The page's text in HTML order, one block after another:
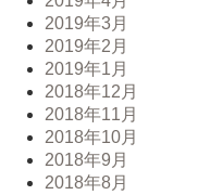
2019年3月
2019年2月
2019年1月
2018年12月
2018年11月
2018年10月
2018年9月
2018年8月